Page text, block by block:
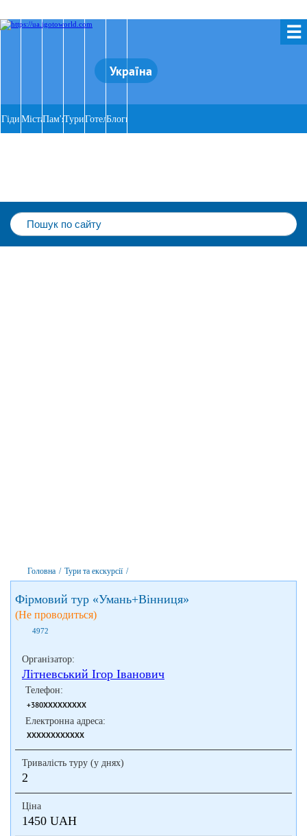
☰
Україна
Гіди МістаПам'ятки
ТуриГотеліБлоги
Головна / Тури та екскурсії /
Фірмовий тур «Умань+Вінниця»
(Не проводиться)
4972
Організатор:
Літневський Ігор Іванович
Телефон:
+380XXXXXXXXX
Електронна адреса:
XXXXXXXXXXXX
Тривалість туру (у днях)
2
Ціна
1450 UAH